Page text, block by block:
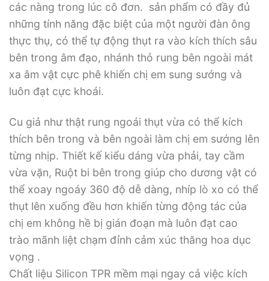
các nàng trong lúc cô đơn. sản phẩm có đầy đủ
những tính năng đặc biệt của một người đàn ông
thực thụ, có thể tự động thụt ra vào kích thích sâu
bên trong âm đạo, nhánh thỏ rung bên ngoài mát
xa âm vật cực phê khiến chị em sung sướng và
luôn đạt cực khoái.
Cu giả như thật rung ngoái thụt vừa có thể kích
thích bên trong và bên ngoài làm chị em sướng lên
từng nhịp. Thiết kế kiểu dáng vừa phải, tay cầm
vừa vặn, Ruột bi bên trong giúp cho dương vật có
thể xoay ngoáy 360 độ dễ dàng, nhíp lò xo có thể
thụt lên xuống đều hơn khiến từng động tác của
chị em không hề bị gián đoạn mà luôn đạt cao
trào mãnh liệt chạm đỉnh cảm xúc thăng hoa dục
vọng .
Chất liệu Silicon TPR mềm mại ngay cả việc kích